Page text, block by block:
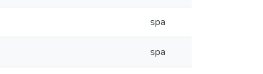
spa
spa